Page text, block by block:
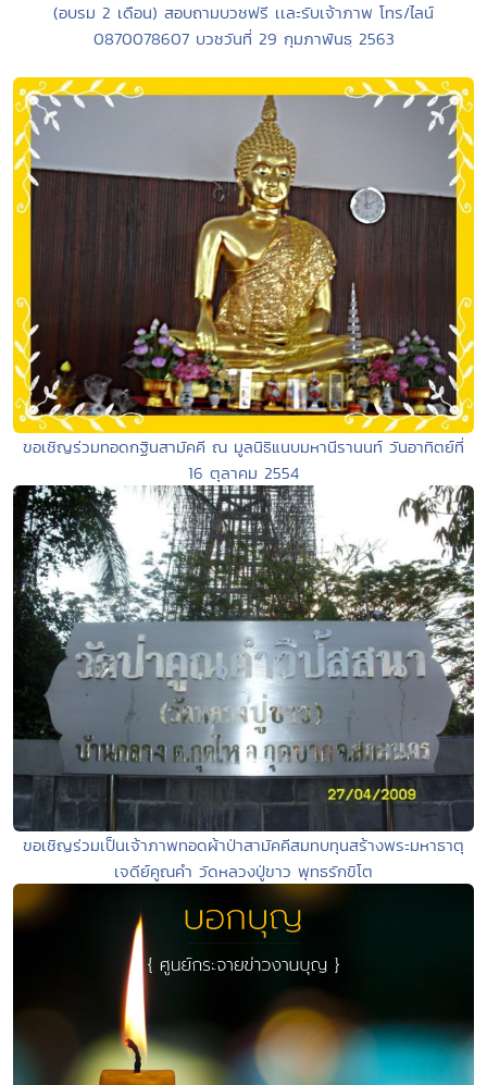
(อบรม 2 เดือน) สอบถามบวชฟรี เเละรับเจ้าภาพ โทร/ไลน์
0870078607 บวชวันที่ 29 กุมภาพันธฺ 2563
ขอเชิญร่วมทอดกฐินสามัคคี ณ มูลนิธิแนบมหานีรานนท์ วันอาทิตย์ที่
16 ตุลาคม 2554
ขอเชิญร่วมเป็นเจ้าภาพทอดผ้าป่าสามัคคีสมทบทุนสร้างพระมหาธาตุ
เจดีย์คูณคำ วัดหลวงปู่ขาว พุทธรักขิโต